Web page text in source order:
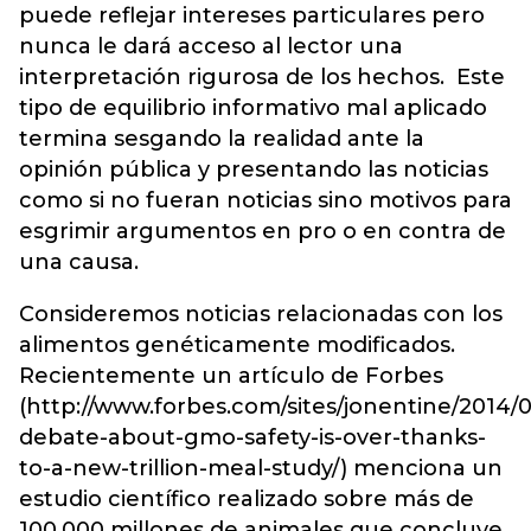
puede reflejar intereses particulares pero
nunca le dará acceso al lector una
interpretación rigurosa de los hechos. Este
tipo de equilibrio informativo mal aplicado
termina sesgando la realidad ante la
opinión pública y presentando las noticias
como si no fueran noticias sino motivos para
esgrimir argumentos en pro o en contra de
una causa.
Consideremos noticias relacionadas con los
alimentos genéticamente modificados.
Recientemente un artículo de Forbes
(http://www.forbes.com/sites/jonentine/2014/
debate-about-gmo-safety-is-over-thanks-
to-a-new-trillion-meal-study/) menciona un
estudio científico realizado sobre más de